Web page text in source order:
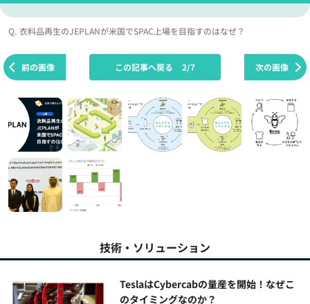
Q. 衣料品再生のJEPLANが米国でSPAC上場を目指すのはなぜ？
前の画像 次の画像
この記事へ戻る 2/7
技術・ソリューション
TeslaはCybercabの量産を開始！なぜこ
のタイミングなのか？